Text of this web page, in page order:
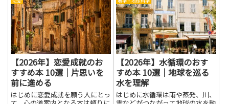
と、トラブルの芽を早めに見つけ
やすくなります。契約や就業規
則、36協定や割増賃金の扱い、
休業...
しく紹介します。伝え方のコツ、
時間の使い方、境界線の引き方な
ど、日常の会話で試せるアイデ
ア...
【2026年】恋愛成就のお
すすめ本 10選｜片思いを
前に進める
はじめに恋愛成就を願う人にとっ
【2026年】水循環のおす
すめ本 10選｜地球を巡る
水を理解
はじめに水循環は雨や蒸発、川、